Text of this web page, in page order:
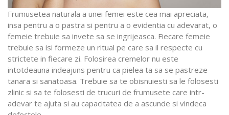
Frumusetea naturala a unei femei este cea mai apreciata,
insa pentru a o pastra si pentru a o evidentia cu adevarat, o
femeie trebuie sa invete sa se ingrijeasca. Fiecare femeie
trebuie sa isi formeze un ritual pe care sa il respecte cu
strictete in fiecare zi. Folosirea cremelor nu este
intotdeauna indeajuns pentru ca pielea ta sa se pastreze
tanara si sanatoasa. Trebuie sa te obisnuiesti sa le folosesti
zlinic si sa te folosesti de trucuri de frumusete care intr-
adevar te ajuta si au capacitatea de a ascunde si vindeca